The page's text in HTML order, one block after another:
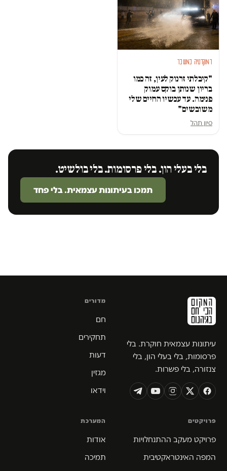
דמוקרטיה במשבר
"קיבלתי זרנוק לעין, זה כמו
בריון שנותן בוקס עמוק
פנימה. עד עכשיו החיים שלי
משובשים"
סיון תהל
בלי בעלי הון. בלי פרסומות. בלי בולשיט.
תמכו בעיתונות עצמאית. בלי פחד
עיתונות עצמאית חוקרת. בלי
פרסומות, בלי בעלי הון, בלי
צנזורה, בלי פשרות.
מדורים
חם
תחקירים
דעות
מגזין
וידאו
פרויקטים
פרויקט מעקב ההתנחלויות
המפה האינטראקטיבית
המערכת
אודות
תמיכה